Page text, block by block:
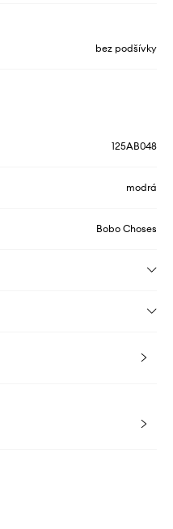
bez podšívky
125AB048
modrá
Bobo Choses